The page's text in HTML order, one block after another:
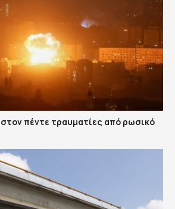
πέντε τραυματίες από ρωσικό